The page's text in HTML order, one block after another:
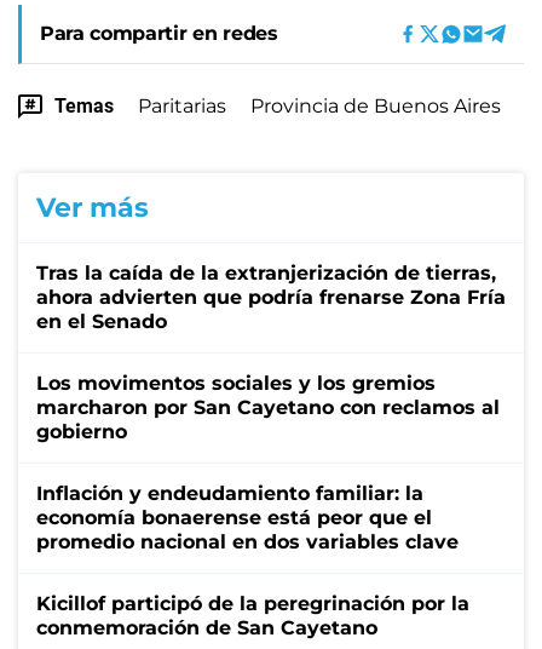
Para compartir en redes
Temas Paritarias Provincia de Buenos Aires
Ver más
Tras la caída de la extranjerización de tierras,
ahora advierten que podría frenarse Zona Fría
en el Senado
Los movimentos sociales y los gremios
marcharon por San Cayetano con reclamos al
gobierno
Inflación y endeudamiento familiar: la
economía bonaerense está peor que el
promedio nacional en dos variables clave
Kicillof participó de la peregrinación por la
conmemoración de San Cayetano